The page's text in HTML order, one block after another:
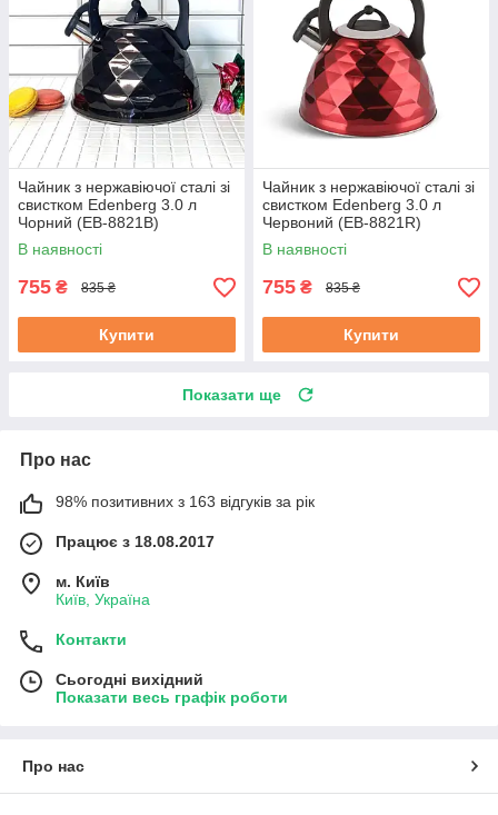
Чайник з нержавіючої сталі зі
свистком Edenberg 3.0 л
Чорний (EB-8821B)
В наявності
755 ₴ 835 ₴
Купити
Чайник з нержавіючої сталі зі
свистком Edenberg 3.0 л
Червоний (EB-8821R)
В наявності
755 ₴ 835 ₴
Купити
Показати ще
Про нас
98% позитивних з 163 відгуків за рік
Працює з 18.08.2017
м. Київ
Київ, Україна
Контакти
Сьогодні вихідний
Показати весь графік роботи
Про нас